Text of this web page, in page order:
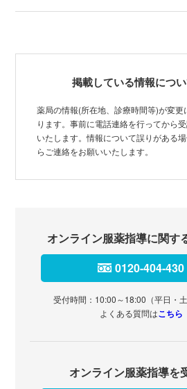
掲載している情報につ
薬局の情報(所在地、診療時間等)が変更
ります。事前に電話連絡を行ってから
いたします。情報について誤りがある
らご連絡をお願いいたします。
オンライン服薬指導に関す
0120-404-430
受付時間：10:00～18:00（平日・土
よくある質問はこちら
オンライン服薬指導を